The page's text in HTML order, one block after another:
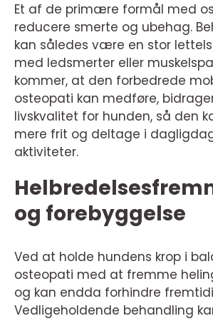
Et af de primære formål med
reducere smerte og ubehag.
kan således være en stor
med ledsmerter eller
kommer, at den forbedrede
osteopati kan medføre,
livskvalitet for hunden, så den
mere frit og deltage i
aktiviteter.
og forebyggelse
Ved at holde hundens krop i
osteopati med at fremme
og kan endda forhindre
Vedligeholdende behandling